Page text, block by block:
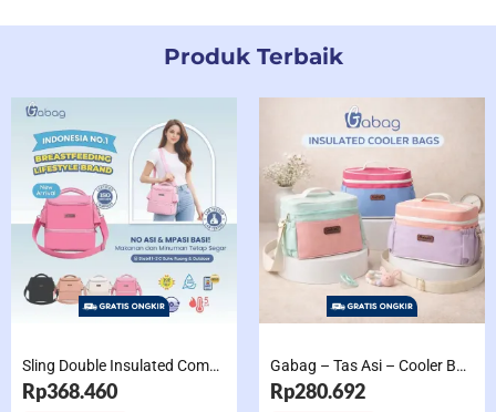
Produk Terbaik
Sling Double Insulated Compartment Cappucino Black, Creamy, Salem, Chocolate
Rp368.460
Gabag – Tas Asi – Cooler Bag Sling Single Compartment Mint Grape Bubble
Rp280.692